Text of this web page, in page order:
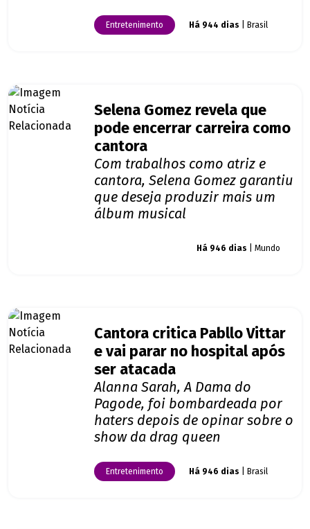
Entretenimento Há 944 dias | Brasil
Selena Gomez revela que
pode encerrar carreira como
cantora
Com trabalhos como atriz e
cantora, Selena Gomez garantiu
que deseja produzir mais um
álbum musical
Há 946 dias | Mundo
Cantora critica Pabllo Vittar
e vai parar no hospital após
ser atacada
Alanna Sarah, A Dama do
Pagode, foi bombardeada por
haters depois de opinar sobre o
show da drag queen
Entretenimento Há 946 dias | Brasil